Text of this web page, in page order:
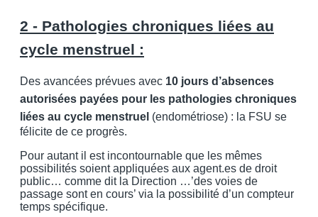
2 - Pathologies chroniques liées au
cycle menstruel :
Des avancées prévues avec 10 jours d’absences
autorisées payées pour les pathologies chroniques
liées au cycle menstruel (endométriose) : la FSU se
félicite de ce progrès.
Pour autant il est incontournable que les mêmes
possibilités soient appliquées aux agent.es de droit
public… comme dit la Direction …’des voies de
passage sont en cours’ via la possibilité d’un compteur
temps spécifique.